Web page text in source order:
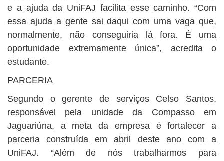
e a ajuda da UniFAJ facilita esse caminho. “Com
essa ajuda a gente sai daqui com uma vaga que,
normalmente, não conseguiria lá fora. É uma
oportunidade extremamente única”, acredita o
estudante.
PARCERIA
Segundo o gerente de serviços Celso Santos,
responsável pela unidade da Compasso em
Jaguariúna, a meta da empresa é fortalecer a
parceria construída em abril deste ano com a
UniFAJ. “Além de nós trabalharmos para